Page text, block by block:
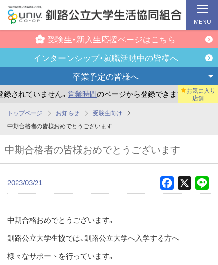
コ
ン
受験生・新入生応援ページはこちら
インターンシップ・就職活動中の皆様へ
卒業予定の皆様へ
れていません。営業時間のページから登録できます。 ま
お気に入り
店舗
MENU
トップページ お知らせ
受験生向け
中期合格者の皆様おめでとうございます
中期合格者の皆様おめでとうございます
2023/03/21 Facebook
中期合格おめでとうございます。
釧路公立大学生協では、釧路公立大学へ入学する方へ
様々なサポートを行っています。